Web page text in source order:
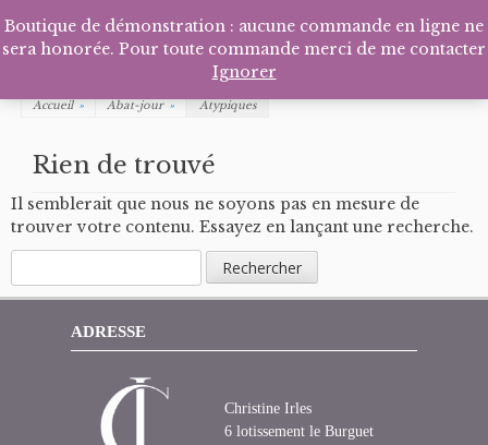
Facebook
Pinterest
Tél
Accueil » Abat-jour » Atypiques
Rien de trouvé
Il semblerait que nous ne soyons pas en mesure de
trouver votre contenu. Essayez en lançant une recherche.
ADRESSE
Christine Irles
6 lotissement le Burguet
Boutique de démonstration : aucune commande en ligne ne
sera honorée. Pour toute commande merci de me contacter
Ignorer